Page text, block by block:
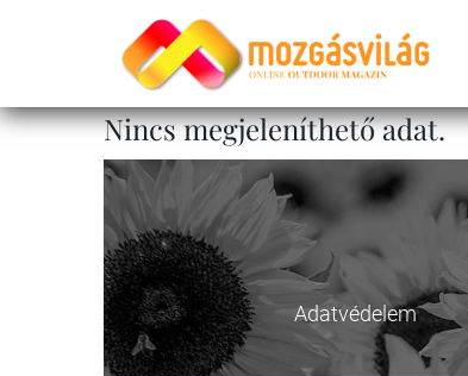
Nincs megjeleníthető adat.
Adatvédelem